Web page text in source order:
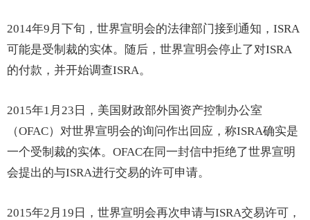
2014年9月下旬，世界宣明会的法律部门接到通知，ISRA
可能是受制裁的实体。随后，世界宣明会停止了对ISRA
的付款，并开始调查ISRA。
2015年1月23日，美国财政部外国资产控制办公室
（OFAC）对世界宣明会的询问作出回应，称ISRA确实是
一个受制裁的实体。OFAC在同一封信中拒绝了世界宣明
会提出的与ISRA进行交易的许可申请。
2015年2月19日，世界宣明会再次申请与ISRA交易许可，